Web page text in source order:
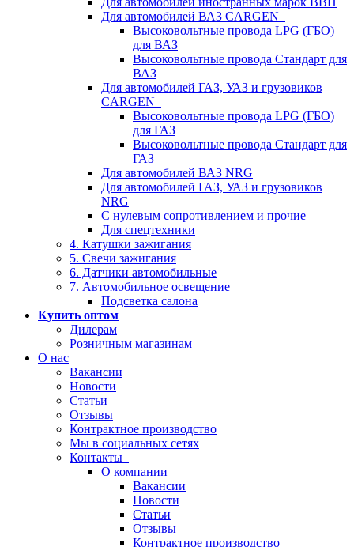
Для автомобилей ВАЗ CARGEN
Высоковольтные провода LPG (ГБО)
для ВАЗ
Высоковольтные провода Стандарт для
ВАЗ
Для автомобилей ГАЗ, УАЗ и грузовиков
CARGEN
Высоковольтные провода LPG (ГБО)
для ГАЗ
Высоковольтные провода Стандарт для
ГАЗ
Для автомобилей ВАЗ NRG
Для автомобилей ГАЗ, УАЗ и грузовиков
NRG
С нулевым сопротивлением и прочие
Для спецтехники
4. Катушки зажигания
5. Свечи зажигания
6. Датчики автомобильные
7. Автомобильное освещение
Подсветка салона
Купить оптом
Дилерам
Розничным магазинам
О нас
Вакансии
Новости
Статьи
Отзывы
Контрактное производство
Мы в социальных сетях
Контакты
О компании
Вакансии
Новости
Статьи
Отзывы
Контрактное производство